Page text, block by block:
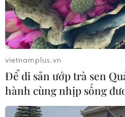
vietnamplus.vn
Để di sản ướp trà sen
hành cùng nhịp sống